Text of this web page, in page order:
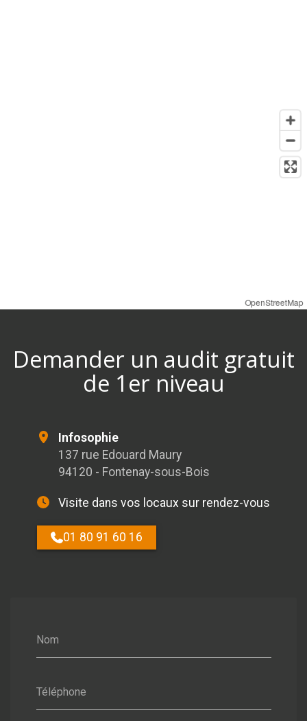
OpenStreetMap
Demander un audit gratuit
de 1er niveau
Nom
Téléphone
Infosophie
137 rue Edouard Maury
94120 - Fontenay-sous-Bois
Visite dans vos locaux sur rendez-vous
01 80 91 60 16